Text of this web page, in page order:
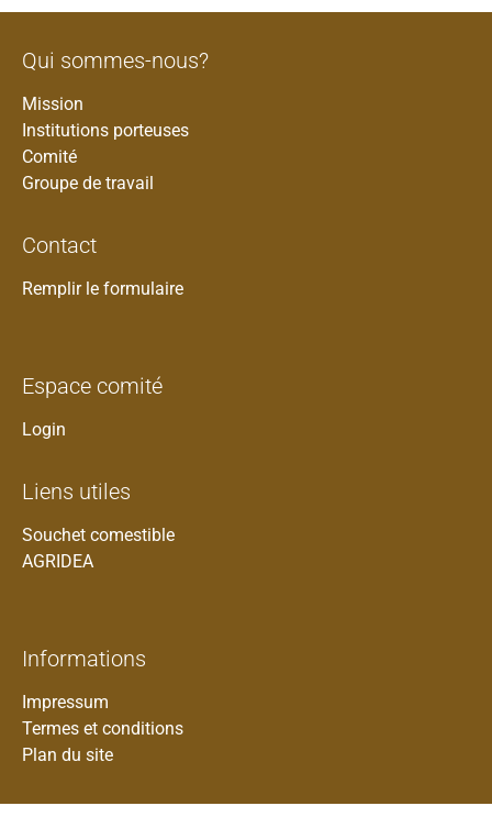
Qui sommes-nous?
Mission
Institutions porteuses
Comité
Groupe de travail
Contact
Remplir le formulaire
Espace comité
Login
Liens utiles
Souchet comestible
AGRIDEA
Informations
Impressum
Termes et conditions
Plan du site